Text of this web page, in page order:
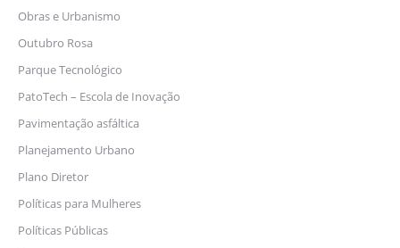
Obras e Urbanismo
Outubro Rosa
Parque Tecnológico
PatoTech – Escola de Inovação
Pavimentação asfáltica
Planejamento Urbano
Plano Diretor
Políticas para Mulheres
Políticas Públicas